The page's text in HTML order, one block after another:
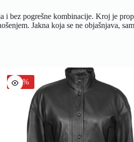
pogrešne kombinacije. Kroj je
Jakna koja se ne objašnjava,
-30%